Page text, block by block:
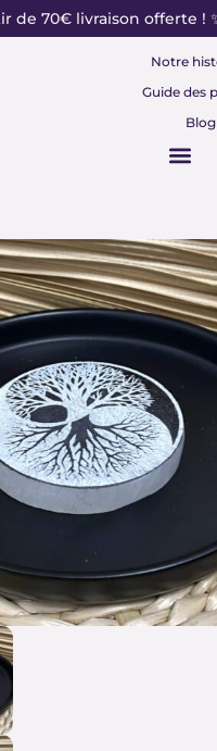
de 70€ livraison offerte !
Notre
Guide des
Blog